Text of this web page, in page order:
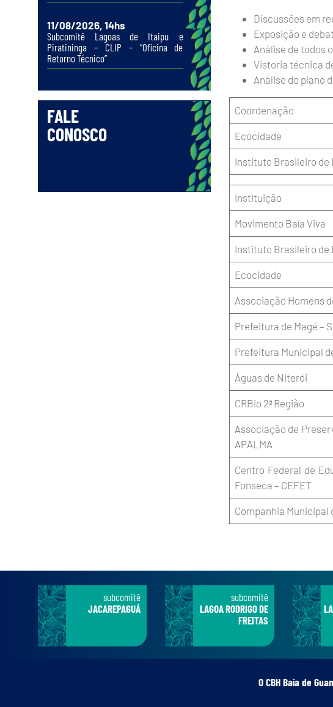
11/08/2026, 14hs
Subcomitê Lagoas de Itaipu e
Piratininga – CLIP – “Oficina de
Retorno Técnico”
FALE
CONOSCO
Discussões em
Exposição e
Análise de todos
Vistoria técnica
Análise do plano
Coordenação
Ecocidade
Instituto Brasileiro de
Instituição
Movimento Baía Viva
Instituto Brasileiro de
Ecocidade
Associação Homens
Prefeitura de Magé –
Prefeitura Municipal
Águas de Niterói
CRBio 2ª Região
Associação de
APALMA
Centro Federal de
Fonseca – CEFET
Companhia Municipal
subcomitê
JACAREPAGUÁ
subcomitê
LAGOA RODRIGO DE
FREITAS
O CBH Baía de